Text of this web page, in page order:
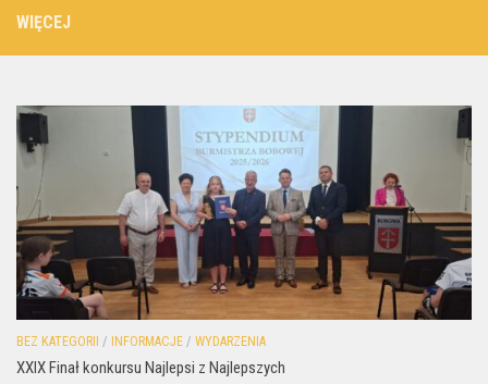
WIĘCEJ
BEZ KATEGORII / INFORMACJE / WYDARZENIA
XXIX Finał konkursu Najlepsi z Najlepszych